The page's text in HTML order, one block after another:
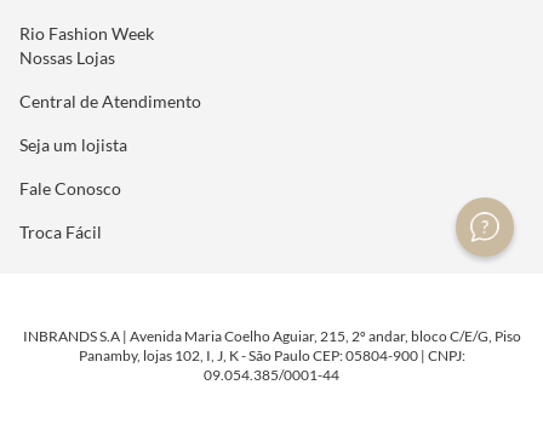
Rio Fashion Week
Nossas Lojas
Central de Atendimento
Seja um lojista
Fale Conosco
Troca Fácil
INBRANDS S.A | Avenida Maria Coelho Aguiar, 215, 2º andar, bloco C/E/G, Piso
Panamby, lojas 102, I, J, K - São Paulo CEP: 05804-900 | CNPJ:
09.054.385/0001-44